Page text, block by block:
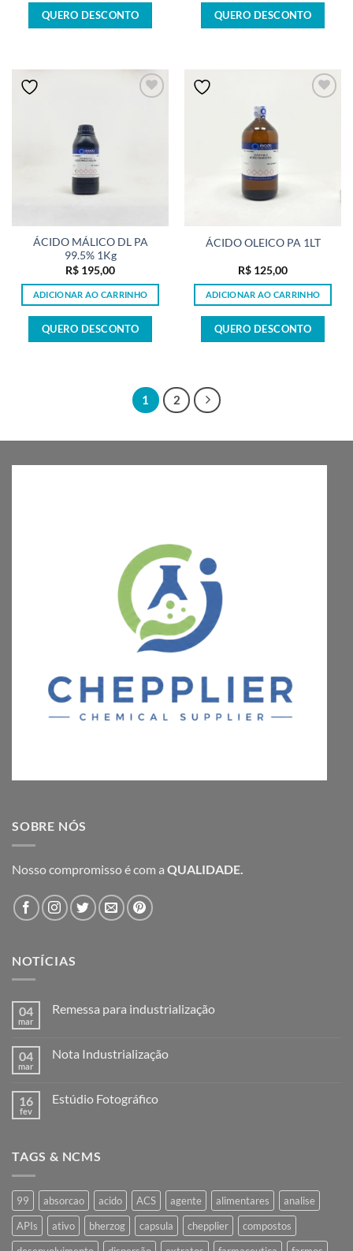
QUERO DESCONTO QUERO DESCONTO
ÁCIDO MÁLICO DL PA
99.5% 1Kg
R$ 195,00
ADICIONAR AO CARRINHO
QUERO DESCONTO
ÁCIDO OLEICO PA 1LT
R$ 125,00
ADICIONAR AO CARRINHO
QUERO DESCONTO
1 2
SOBRE NÓS
Nosso compromisso é com a QUALIDADE.
NOTÍCIAS
04
mar
Remessa para industrialização
Remessa
04
mar
Nota Industrialização
Nota
16
fev
Estúdio Fotográfico
Fotográfico
TAGS & NCMS
99 absorcao acido ACS agente alimentares
analise
APIs
ativo bherzog capsula chepplier
compostos